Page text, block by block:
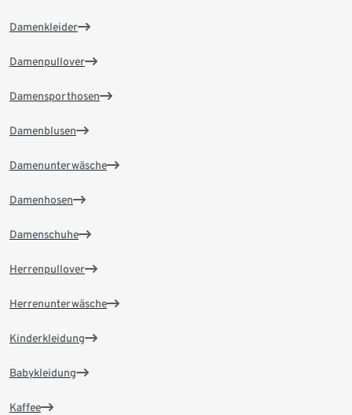
Damenkleider
Damenpullover
Damensporthosen
Damenblusen
Damenunterwäsche
Damenhosen
Damenschuhe
Herrenpullover
Herrenunterwäsche
Kinderkleidung
Babykleidung
Kaffee